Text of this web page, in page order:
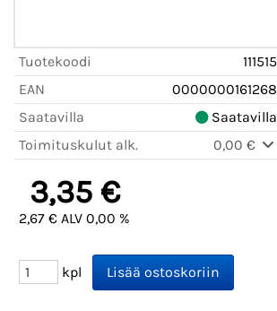
Tuotekoodi
111515
EAN
0000000161268
Saatavilla
Saatavilla
Toimituskulut alk.
0,00 €
3,35 €
2,67 € ALV 0,00 %
kpl